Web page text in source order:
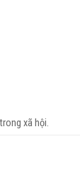
xã hội.